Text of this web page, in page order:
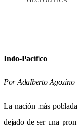
Indo-Pacífico
Por Adalberto Agozino
La nación más
dejado de ser una